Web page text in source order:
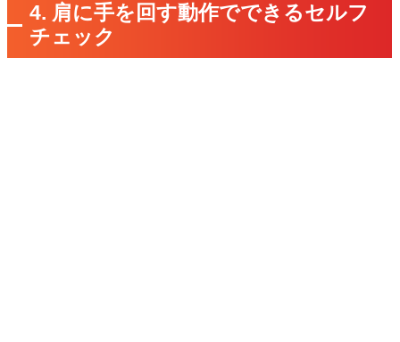
4. 肩に手を回す動作でできるセルフ
チェック